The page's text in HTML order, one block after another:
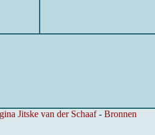
Jitske van der Schaaf- Bronnen